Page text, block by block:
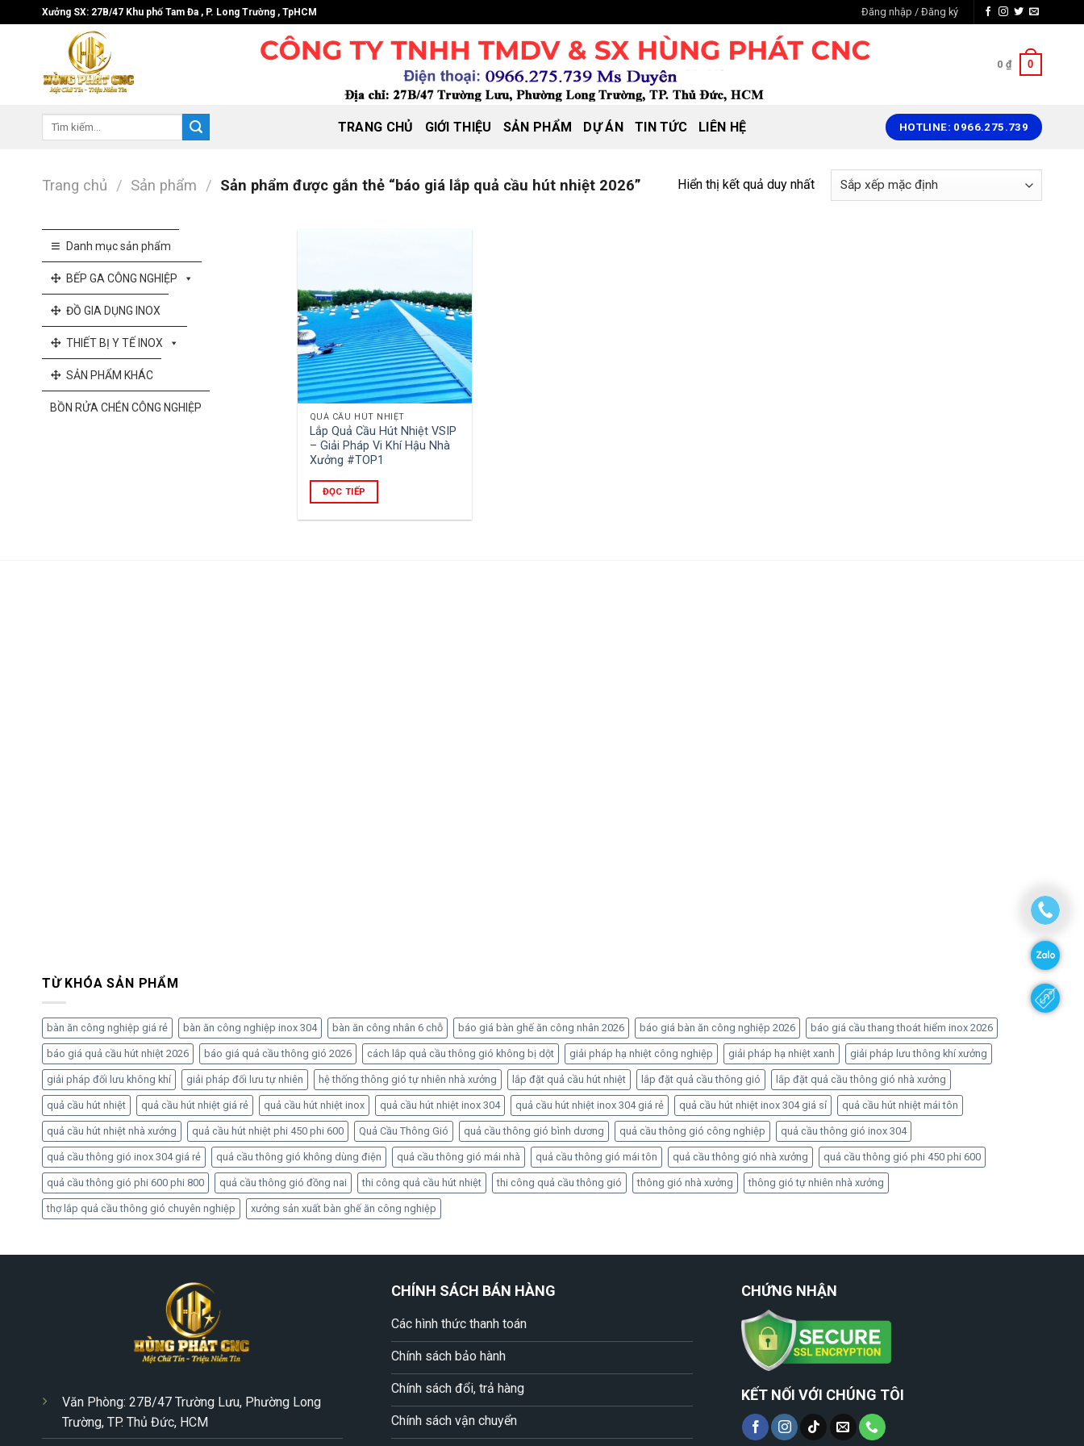
to
Xưởng SX: 27B/47 Khu phố Tam Đa , P. Long Trường , TpHCM Đăng nhập / Đăng ký
0 ₫ 0
Tìm
TRANG CHỦ GIỚI THIỆU SẢN PHẨM DỰ ÁN TIN TỨC LIÊN HỆ HOTLINE: 0966.275.739
Trang chủ / Sản phẩm / Sản phẩm được gắn thẻ “báo giá lắp quả cầu hút nhiệt 2026” Hiển thị kết quả duy nhất
Danh mục sản phẩm
BẾP GA CÔNG NGHIỆP
ĐỒ GIA DỤNG INOX
THIẾT BỊ Y TẾ INOX
SẢN PHẨM KHÁC
BỒN RỬA CHÉN CÔNG NGHIỆP
QUẢ CẦU HÚT NHIỆT
Lắp Quả Cầu Hút Nhiệt VSIP
– Giải Pháp Vi Khí Hậu Nhà
Xưởng #TOP1
ĐỌC TIẾP
TỪ KHÓA SẢN PHẨM
bàn ăn công nghiệp giá rẻ bàn ăn công nghiệp inox 304 bàn ăn công nhân 6 chỗ báo giá bàn ghế ăn công nhân 2026 báo giá bàn ăn công nghiệp 2026 báo giá cầu thang thoát hiểm inox 2026
báo giá quả cầu hút nhiệt 2026 báo giá quả cầu thông gió 2026 cách lắp quả cầu thông gió không bị dột giải pháp hạ nhiệt công nghiệp giải pháp hạ nhiệt xanh giải pháp lưu thông khí xưởng
giải pháp đối lưu không khí giải pháp đối lưu tự nhiên hệ thống thông gió tự nhiên nhà xưởng lắp đặt quả cầu hút nhiệt lắp đặt quả cầu thông gió lắp đặt quả cầu thông gió nhà xưởng
quả cầu hút nhiệt quả cầu hút nhiệt giá rẻ quả cầu hút nhiệt inox quả cầu hút nhiệt inox 304 quả cầu hút nhiệt inox 304 giá rẻ quả cầu hút nhiệt inox 304 giá sỉ quả cầu hút nhiệt mái tôn
quả cầu hút nhiệt nhà xưởng quả cầu hút nhiệt phi 450 phi 600 Quả Cầu Thông Gió quả cầu thông gió bình dương quả cầu thông gió công nghiệp quả cầu thông gió inox 304
quả cầu thông gió inox 304 giá rẻ quả cầu thông gió không dùng điện quả cầu thông gió mái nhà quả cầu thông gió mái tôn quả cầu thông gió nhà xưởng quả cầu thông gió phi 450 phi 600
quả cầu thông gió phi 600 phi 800 quả cầu thông gió đồng nai thi công quả cầu hút nhiệt thi công quả cầu thông gió thông gió nhà xưởng thông gió tự nhiên nhà xưởng
thợ lắp quả cầu thông gió chuyên nghiệp xưởng sản xuất bàn ghế ăn công nghiệp
Văn Phòng: 27B/47 Trường Lưu, Phường Long
Trường, TP. Thủ Đức, HCM
CHÍNH SÁCH BÁN HÀNG
Các hình thức thanh toán
Chính sách bảo hành
Chính sách đổi, trả hàng
Chính sách vận chuyển
CHỨNG NHẬN
KẾT NỐI VỚI CHÚNG TÔI